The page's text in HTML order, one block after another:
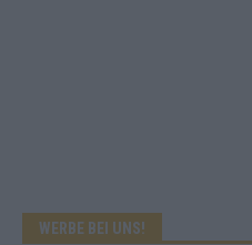
WERBE BEI UNS!